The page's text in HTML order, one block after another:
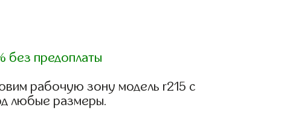
без предоплаты
рабочую зону модель r215 с
любые размеры.